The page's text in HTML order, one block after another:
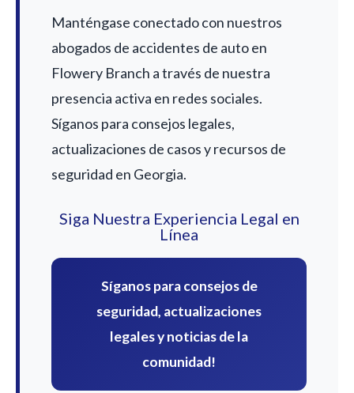
Manténgase conectado con nuestros
abogados de accidentes de auto en
Flowery Branch a través de nuestra
presencia activa en redes sociales.
Síganos para consejos legales,
actualizaciones de casos y recursos de
seguridad en Georgia.
Siga Nuestra Experiencia Legal en
Línea
Síganos para consejos de
seguridad, actualizaciones
legales y noticias de la
comunidad!